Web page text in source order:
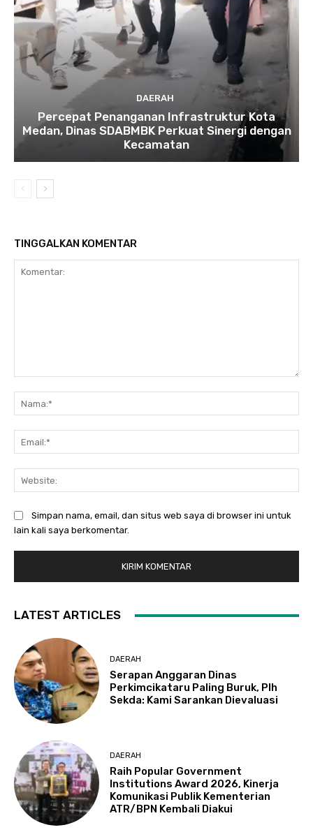
DAERAH
Percepat Penanganan Infrastruktur Kota
Medan, Dinas SDABMBK Perkuat Sinergi dengan
Kecamatan
TINGGALKAN KOMENTAR
Simpan nama, email, dan situs web saya di browser ini untuk
lain kali saya berkomentar.
LATEST ARTICLES
DAERAH
Serapan Anggaran Dinas
Perkimcikataru Paling Buruk, Plh
Sekda: Kami Sarankan Dievaluasi
DAERAH
Raih Popular Government
Institutions Award 2026, Kinerja
Komunikasi Publik Kementerian
ATR/BPN Kembali Diakui